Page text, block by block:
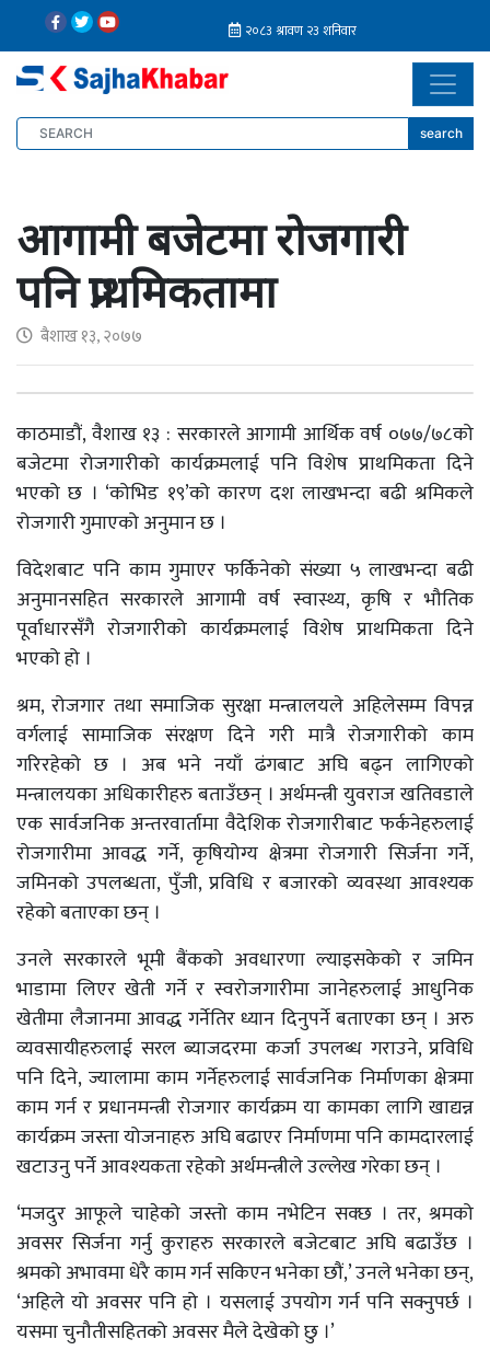
search
आगामी बजेटमा रोजगारी
पनि प्राथमिकतामा
बैशाख १३, २०७७
काठमाडौं, वैशाख १३ : सरकारले आगामी आर्थिक वर्ष ०७७/७८को
बजेटमा रोजगारीको कार्यक्रमलाई पनि विशेष प्राथमिकता दिने
भएको छ । ‘कोभिड १९’को कारण दश लाखभन्दा बढी श्रमिकले
रोजगारी गुमाएको अनुमान छ ।
विदेशबाट पनि काम गुमाएर फर्किनेको संख्या ५ लाखभन्दा बढी
अनुमानसहित सरकारले आगामी वर्ष स्वास्थ्य, कृषि र भौतिक
पूर्वाधारसँगै रोजगारीको कार्यक्रमलाई विशेष प्राथमिकता दिने
भएको हो ।
श्रम, रोजगार तथा समाजिक सुरक्षा मन्त्रालयले अहिलेसम्म विपन्न
वर्गलाई सामाजिक संरक्षण दिने गरी मात्रै रोजगारीको काम
गरिरहेको छ । अब भने नयाँ ढंगबाट अघि बढ्न लागिएको
मन्त्रालयका अधिकारीहरु बताउँछन् । अर्थमन्त्री युवराज खतिवडाले
एक सार्वजनिक अन्तरवार्तामा वैदेशिक रोजगारीबाट फर्कनेहरुलाई
रोजगारीमा आवद्ध गर्ने, कृषियोग्य क्षेत्रमा रोजगारी सिर्जना गर्ने,
जमिनको उपलब्धता, पुँजी, प्रविधि र बजारको व्यवस्था आवश्यक
रहेको बताएका छन् ।
उनले सरकारले भूमी बैंकको अवधारणा ल्याइसकेको र जमिन
भाडामा लिएर खेती गर्ने र स्वरोजगारीमा जानेहरुलाई आधुनिक
खेतीमा लैजानमा आवद्ध गर्नेतिर ध्यान दिनुपर्ने बताएका छन् । अरु
व्यवसायीहरुलाई सरल ब्याजदरमा कर्जा उपलब्ध गराउने, प्रविधि
पनि दिने, ज्यालामा काम गर्नेहरुलाई सार्वजनिक निर्माणका क्षेत्रमा
काम गर्न र प्रधानमन्त्री रोजगार कार्यक्रम या कामका लागि खाद्यन्न
कार्यक्रम जस्ता योजनाहरु अघि बढाएर निर्माणमा पनि कामदारलाई
खटाउनु पर्ने आवश्यकता रहेको अर्थमन्त्रीले उल्लेख गरेका छन् ।
‘मजदुर आफूले चाहेको जस्तो काम नभेटिन सक्छ । तर, श्रमको
अवसर सिर्जना गर्नु कुराहरु सरकारले बजेटबाट अघि बढाउँछ ।
श्रमको अभावमा धेरै काम गर्न सकिएन भनेका छौं,’ उनले भनेका छन्,
‘अहिले यो अवसर पनि हो । यसलाई उपयोग गर्न पनि सक्नुपर्छ ।
यसमा चुनौतीसहितको अवसर मैले देखेको छु ।’